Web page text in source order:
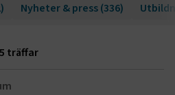
Nyheter & press(336)
träffar